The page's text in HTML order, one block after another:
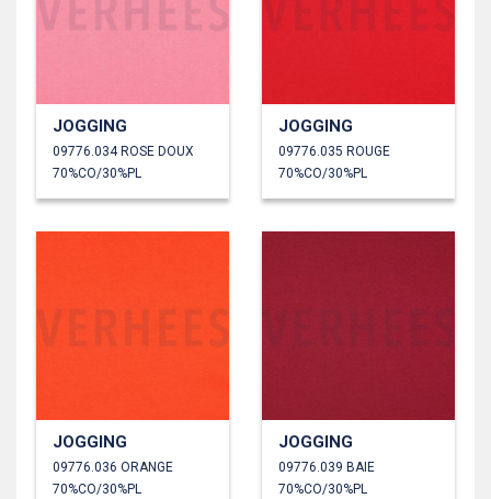
JOGGING
09776.034 ROSE DOUX
70%CO/30%PL
JOGGING
09776.035 ROUGE
70%CO/30%PL
JOGGING
09776.036 ORANGE
70%CO/30%PL
JOGGING
09776.039 BAIE
70%CO/30%PL